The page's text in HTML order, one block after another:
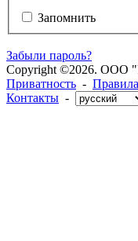
Запомнить
Забыли пароль?
Copyright ©2026. ООО
Приватность - Правила
Контакты -